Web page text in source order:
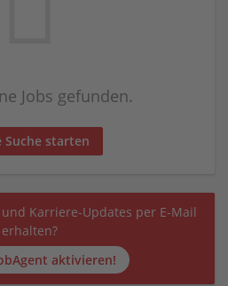
Jobs gefunden.
Suche starten
Karriere-Updates per E-Mail
erhalten?
aktivieren!